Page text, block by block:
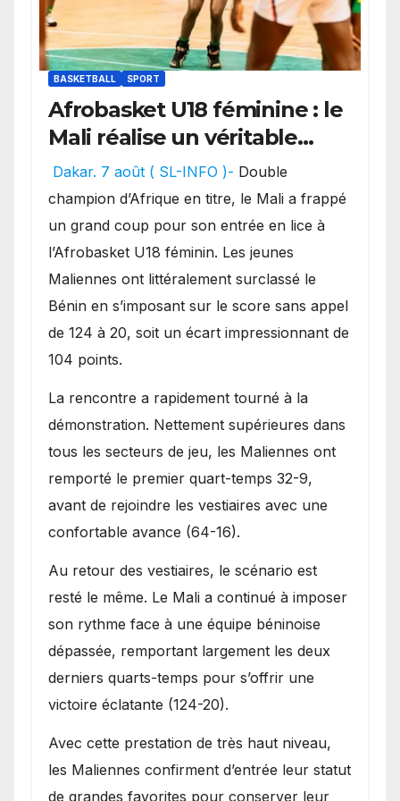
BASKETBALL SPORT
Afrobasket U18 féminine : le
Mali réalise un véritable
festival offensif et inflige
une lourde défaite au
Bénin.
Dakar. 7 août ( SL-INFO )- Double
champion d’Afrique en titre, le Mali a frappé
un grand coup pour son entrée en lice à
l’Afrobasket U18 féminin. Les jeunes
Maliennes ont littéralement surclassé le
Bénin en s’imposant sur le score sans appel
de 124 à 20, soit un écart impressionnant de
104 points.
La rencontre a rapidement tourné à la
démonstration. Nettement supérieures dans
tous les secteurs de jeu, les Maliennes ont
remporté le premier quart-temps 32-9,
avant de rejoindre les vestiaires avec une
confortable avance (64-16).
Au retour des vestiaires, le scénario est
resté le même. Le Mali a continué à imposer
son rythme face à une équipe béninoise
dépassée, remportant largement les deux
derniers quarts-temps pour s’offrir une
victoire éclatante (124-20).
Avec cette prestation de très haut niveau,
les Maliennes confirment d’entrée leur statut
de grandes favorites pour conserver leur